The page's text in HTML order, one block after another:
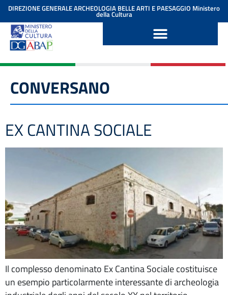
contenuto
DIREZIONE GENERALE ARCHEOLOGIA BELLE ARTI E PAESAGGIO Ministero
della Cultura
CONVERSANO
EX CANTINA SOCIALE
Il complesso denominato Ex Cantina Sociale costituisce
un esempio particolarmente interessante di archeologia